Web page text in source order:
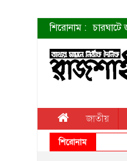
শিরোনাম : চারঘাটে
ত্বক
জুলাই
ডেনিস
জুলাই
জাতীয়
শিরোনাম